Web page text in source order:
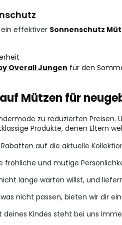
ein effektiver Sonnenschutz
Overall Jungen für den
Mützen für
zu reduzierten
Produkte, denen Eltern
auf die aktuelle
fröhliche und mutige
lange warten willst, und
nicht passen, bieten wir dir
deines Kindes steht bei uns